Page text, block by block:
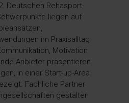
Deutschen Rehasport-
liegen auf
im Praxisalltag
Motivation
Anbieter präsentieren
in einer Start-up-Area
Fachliche Partner
gestalten